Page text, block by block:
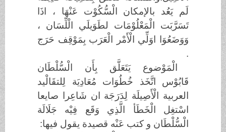
لَم يَعُد بالإمكان الْسُّكُوْت عَنْهَا ، اذَا
تَسَرَّبَت الْمَعْلُوْمَات لطَوَيلَي الْلِّسَان ،
وَوَضَعُوَا اوَلِّي الْأَمْر الْعَرَب بِمَوْقِف حَرَج
الْمَوْضوع يَتَعَلَّق بِأَن الْسُّلْطَان
قَابُوْس اتَّخَذ خُطُوَات مُعَادِيَة لِلتقَالْيد
العربية الْأَصِيلَة لِدَرَجَة ان شَاعِرا صايعا
اسْتغِل الْخَطَأ الَّذِي وَقَع فِيْه جَلَالَة
الْسُّلْطَان و كتب عَنْه قصيدة يقول فيها: